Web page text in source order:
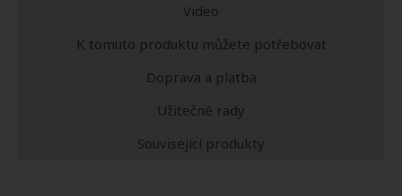
Video
K tomuto produktu můžete potřebovat
Doprava a platba
Užitečné rady
Související produkty